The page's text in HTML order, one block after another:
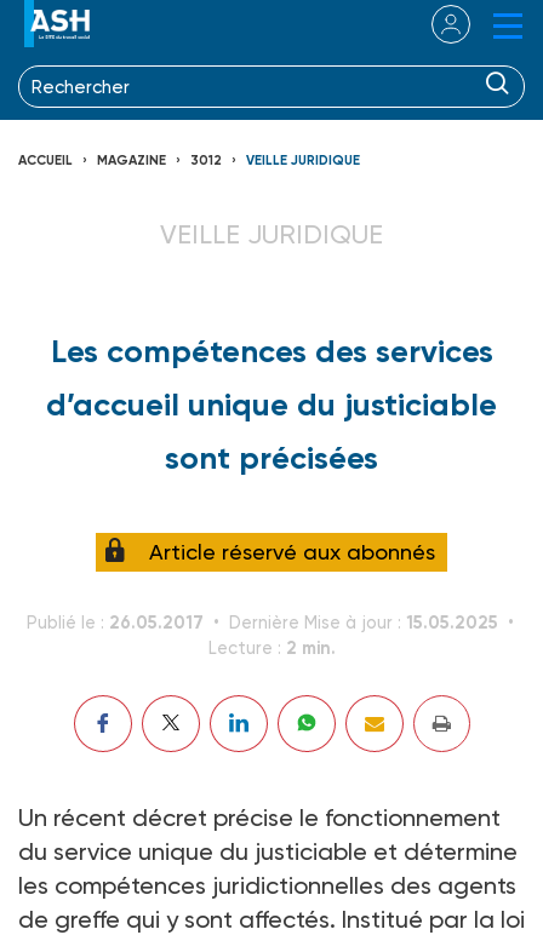
ACCUEIL MAGAZINE 3012 VEILLE JURIDIQUE
VEILLE JURIDIQUE
Les compétences des services
d’accueil unique du justiciable
sont précisées
Article réservé aux abonnés
Publié le : 26.05.2017 Dernière Mise à jour : 15.05.2025
Lecture : 2 min.
Un récent décret précise le fonctionnement
du service unique du justiciable et détermine
les compétences juridictionnelles des agents
de greffe qui y sont affectés. Institué par la loi